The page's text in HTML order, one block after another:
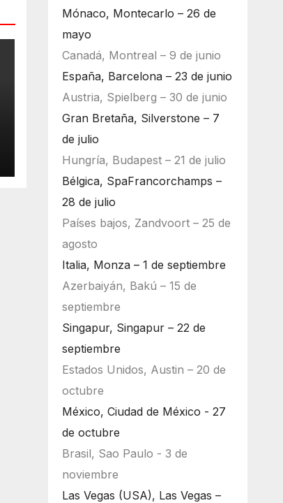
Mónaco, Montecarlo – 26 de
mayo
Canadá, Montreal – 9 de junio
España, Barcelona – 23 de junio
Austria, Spielberg – 30 de junio
Gran Bretaña, Silverstone – 7
de julio
Hungría, Budapest – 21 de julio
Bélgica, SpaFrancorchamps –
28 de julio
Países bajos, Zandvoort – 25 de
agosto
Italia, Monza – 1 de septiembre
Azerbaiyán, Bakú – 15 de
septiembre
Singapur, Singapur – 22 de
septiembre
Estados Unidos, Austin – 20 de
octubre
México, Ciudad de México - 27
de octubre
Brasil, Sao Paulo - 3 de
noviembre
Las Vegas (USA), Las Vegas –